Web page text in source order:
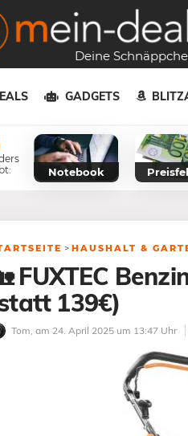
Deine
GADGETS
Notebook
> HAUSHALT &
FUXTEC
139€)
Tom, am 24. April 2025 um 13:47 Uhr